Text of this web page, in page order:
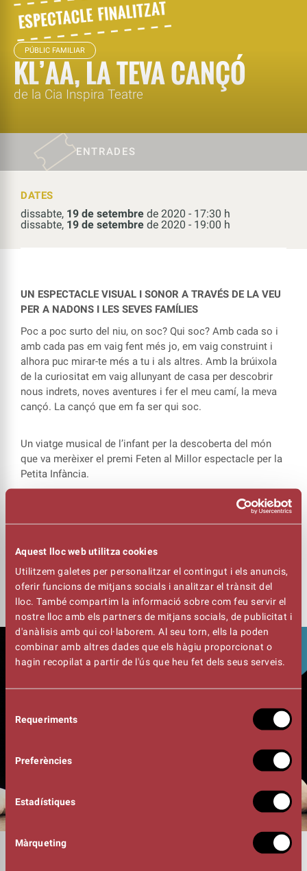
Aquest lloc web utilitza cookies
Utilitzem galetes per personalitzar el contingut i els anuncis,
oferir funcions de mitjans socials i analitzar el trànsit del
lloc. També compartim la informació sobre com feu servir el
nostre lloc amb els partners de mitjans socials, de publicitat i
d'anàlisis amb qui col·laborem. Al seu torn, ells la poden
combinar amb altres dades que els hàgiu proporcionat o
hagin recopilat a partir de l'ús que heu fet dels seus serveis.
deRequeriments
Preferències
Estadístiques
Màrqueting
PÚBLIC FAMILIAR
KL’AA, LA TEVA CANÇÓ
de la Cia Inspira Teatre
ENTRADES
DATES
dissabte, 19 de setembre de 2020 - 17:30 h
dissabte, 19 de setembre de 2020 - 19:00 h
UN ESPECTACLE VISUAL I SONOR A TRAVÉS DE LA VEU
PER A NADONS I LES SEVES FAMÍLIES
Poc a poc surto del niu, on soc? Qui soc? Amb cada so i
amb cada pas em vaig fent més jo, em vaig construint i
alhora puc mirar-te més a tu i als altres. Amb la brúixola
de la curiositat em vaig allunyant de casa per descobrir
nous indrets, noves aventures i fer el meu camí, la meva
cançó. La cançó que em fa ser qui soc.
Un viatge musical de l’infant per la descoberta del món
que va merèixer el premi Feten al Millor espectacle per la
Petita Infància.
caldrà que paguin entrada.
Entrades a la venda a partir del 25 d'agost.
DURADA